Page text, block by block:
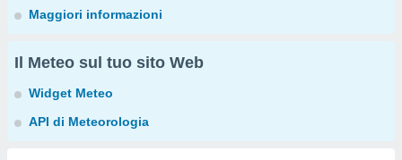
Maggiori informazioni
Il Meteo sul tuo sito Web
Widget Meteo
API di Meteorologia